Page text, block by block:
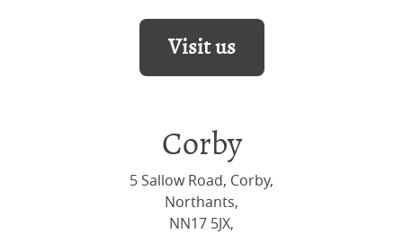
Visit us
Corby
5 Sallow Road, Corby,
Northants,
NN17 5JX,